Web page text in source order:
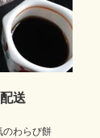
送
のわらび餅